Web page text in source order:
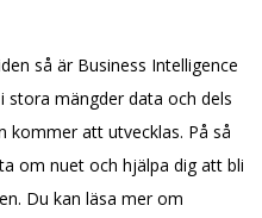
så är Business Intelligence
stora mängder data och dels
kommer att utvecklas. På så
om nuet och hjälpa dig att bli
Du kan läsa mer om